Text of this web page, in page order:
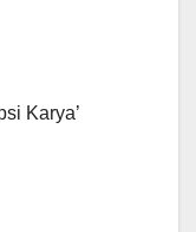
Karya’